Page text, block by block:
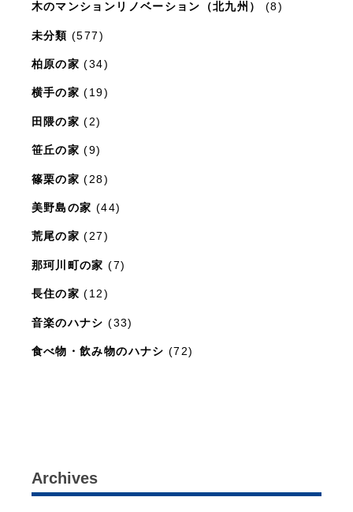
木のマンションリノベーション（北九州） (8)
未分類 (577)
柏原の家 (34)
横手の家 (19)
田隈の家 (2)
笹丘の家 (9)
篠栗の家 (28)
美野島の家 (44)
荒尾の家 (27)
那珂川町の家 (7)
長住の家 (12)
音楽のハナシ (33)
食べ物・飲み物のハナシ (72)
Archives